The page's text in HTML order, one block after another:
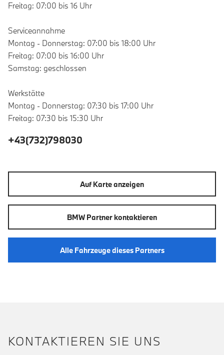
Freitag: 07:00 bis 16 Uhr
Serviceannahme
Montag - Donnerstag: 07:00 bis 18:00 Uhr
Freitag: 07:00 bis 16:00 Uhr
Samstag: geschlossen
Werkstätte
Montag - Donnerstag: 07:30 bis 17:00 Uhr
Freitag: 07:30 bis 15:30 Uhr
+43(732)798030
Auf Karte anzeigen
BMW Partner kontaktieren
Alle Fahrzeuge dieses Partners
KONTAKTIEREN SIE UNS